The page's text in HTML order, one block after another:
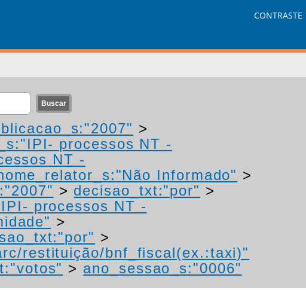
CONTRASTE
>
processos NT -
NT -
Informado" >
> decisao_txt:"por" >
processos NT -
>
>
restituição/bnf_fiscal(ex.:taxi)"
> ano_sessao_s:"0006"